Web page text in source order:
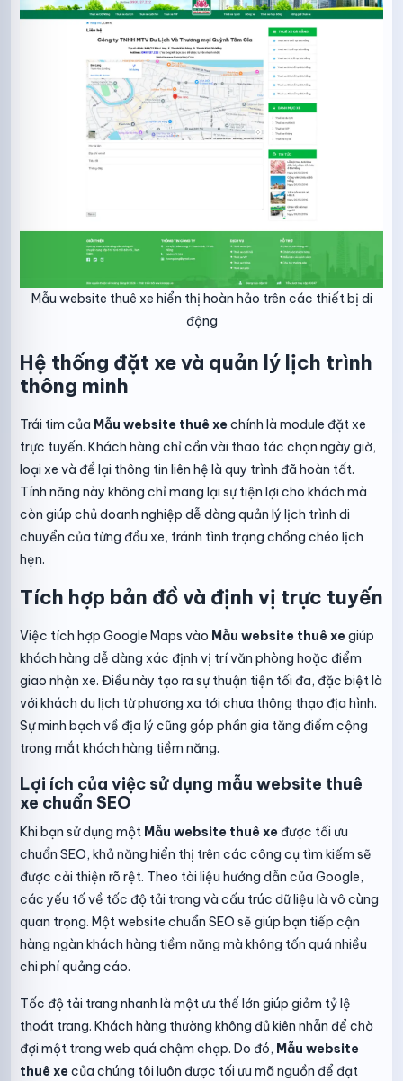
Mẫu website thuê xe hiển thị hoàn hảo trên các thiết bị di
động
Hệ thống đặt xe và quản lý lịch trình
thông minh
Trái tim của Mẫu website thuê xechính là module đặt xe
trực tuyến. Khách hàng chỉ cần vài thao tác chọn ngày giờ,
loại xe và để lại thông tin liên hệ là quy trình đã hoàn tất.
Tính năng này không chỉ mang lại sự tiện lợi cho khách mà
còn giúp chủ doanh nghiệp dễ dàng quản lý lịch trình di
chuyển của từng đầu xe, tránh tình trạng chồng chéo lịch
hẹn.
Tích hợp bản đồ và định vị trực tuyến
Việc tích hợp Google Maps vào Mẫu website thuê xegiúp
khách hàng dễ dàng xác định vị trí văn phòng hoặc điểm
giao nhận xe. Điều này tạo ra sự thuận tiện tối đa, đặc biệt là
với khách du lịch từ phương xa tới chưa thông thạo địa hình.
Sự minh bạch về địa lý cũng góp phần gia tăng điểm cộng
trong mắt khách hàng tiềm năng.
Lợi ích của việc sử dụng mẫu website thuê
xe chuẩn SEO
Khi bạn sử dụng một Mẫu website thuê xeđược tối ưu
chuẩn SEO, khả năng hiển thị trên các công cụ tìm kiếm sẽ
được cải thiện rõ rệt. Theo tài liệu hướng dẫn của Google,
các yếu tố về tốc độ tải trang và cấu trúc dữ liệu là vô cùng
quan trọng. Một website chuẩn SEO sẽ giúp bạn tiếp cận
hàng ngàn khách hàng tiềm năng mà không tốn quá nhiều
chi phí quảng cáo.
Tốc độ tải trang nhanh là một ưu thế lớn giúp giảm tỷ lệ
thoát trang. Khách hàng thường không đủ kiên nhẫn để chờ
đợi một trang web quá chậm chạp. Do đó, Mẫu website
thuê xecủa chúng tôi luôn được tối ưu mã nguồn để đạt